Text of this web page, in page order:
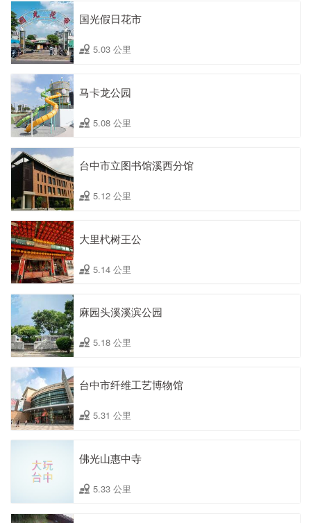
国光假日花市
5.03 公里
马卡龙公园
5.08 公里
台中市立图书馆溪西分馆
5.12 公里
大里杙树王公
5.14 公里
麻园头溪溪滨公园
5.18 公里
台中市纤维工艺博物馆
5.31 公里
佛光山惠中寺
5.33 公里